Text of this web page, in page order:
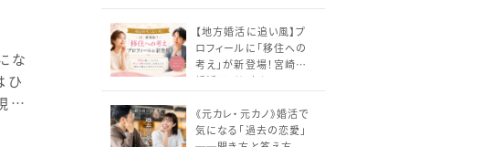
な
ひ
在
【地方婚活に追い風】プ
ロフィールに「移住への
考え」が新登場！宮崎の
婚活はどう変わる？
《元カレ・元カノ》婚活で
気になる「過去の恋愛」